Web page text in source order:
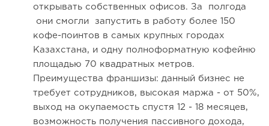
открывать собственных офисов. За полгода
они смогли запустить в работу более 150
кофе-поинтов в самых крупных городах
Казахстана, и одну полноформатную кофейню
площадью 70 квадратных метров.
Преимущества франшизы: данный бизнес не
требует сотрудников, высокая маржа - от 50%,
выход на окупаемость спустя 12 - 18 месяцев,
возможность получения пассивного дохода,